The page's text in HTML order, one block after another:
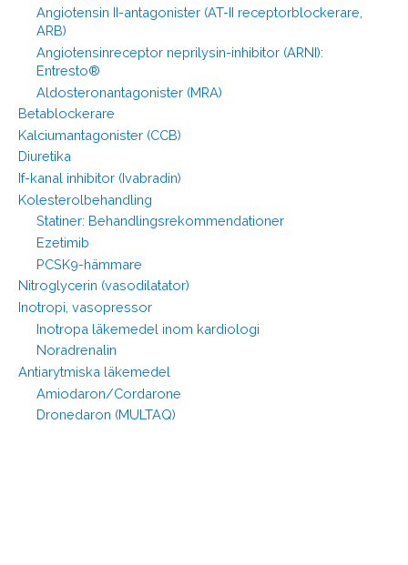
Angiotensin II-antagonister (AT-II receptorblockerare,
ARB)
Angiotensinreceptor neprilysin-inhibitor (ARNI):
Entresto®
Aldosteronantagonister (MRA)
Betablockerare
Kalciumantagonister (CCB)
Diuretika
If-kanal inhibitor (Ivabradin)
Kolesterolbehandling
Statiner: Behandlingsrekommendationer
Ezetimib
PCSK9-hämmare
Nitroglycerin (vasodilatator)
Inotropi, vasopressor
Inotropa läkemedel inom kardiologi
Noradrenalin
Antiarytmiska läkemedel
Amiodaron/Cordarone
Dronedaron (MULTAQ)